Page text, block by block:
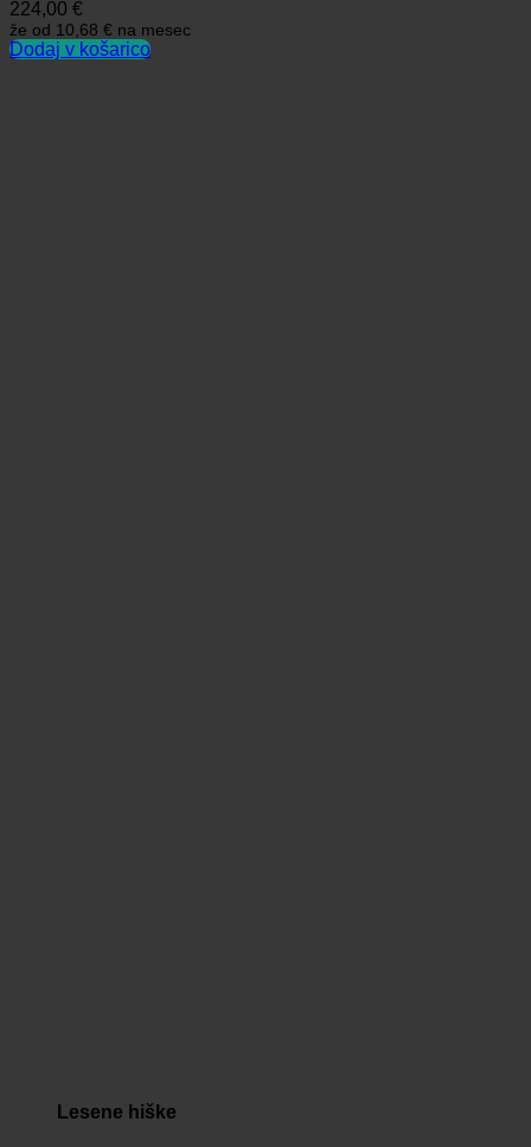
Lesene hiške
224,00 €
že od 10,68 € na mesec
Dodaj v košarico